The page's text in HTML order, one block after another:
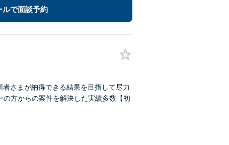
ルで面談予約
さまが納得できる結果を目指して尽力
方からの案件を解決した実績多数【初